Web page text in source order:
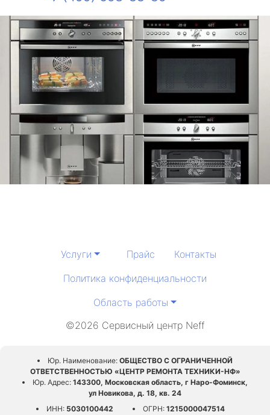
Услуги Прайс
Контакты
Политика конфиденциальности
Область работы
©2026 Сервисный центр Neff
Юр. Наименование: ОБЩЕСТВО С ОГРАНИЧЕННОЙ
ОТВЕТСТВЕННОСТЬЮ «ЦЕНТР РЕМОНТА ТЕХНИКИ-НФ»
Юр. Адрес: 143300, Московская область, г Наро-Фоминск,
ул Новикова, д. 18, кв. 24
ИНН:5030100442 ОГРН:1215000047514